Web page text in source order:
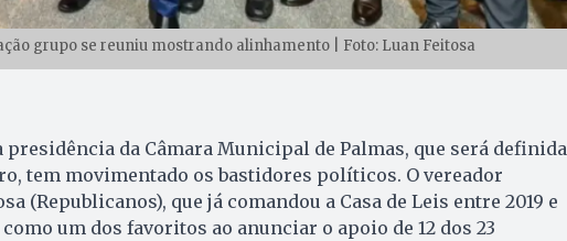
grupo se reuniu mostrando alinhamento | Foto: Luan Feitosa
presidência da Câmara Municipal de Palmas, que será definida
tem movimentado os bastidores políticos. O vereador
(Republicanos), que já comandou a Casa de Leis entre 2019 e
um dos favoritos ao anunciar o apoio de 12 dos 23